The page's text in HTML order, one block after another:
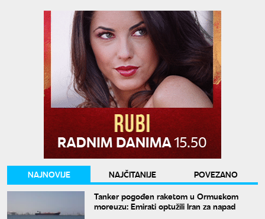
NAJNOVIJE NAJČITANIJE
POVEZANO
Tanker pogođen raketom u Ormuskom
moreuzu: Emirati optužili Iran za napad